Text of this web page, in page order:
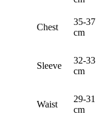
Chest
35-37
cm
Sleeve
32-33
cm
Waist
29-31
cm